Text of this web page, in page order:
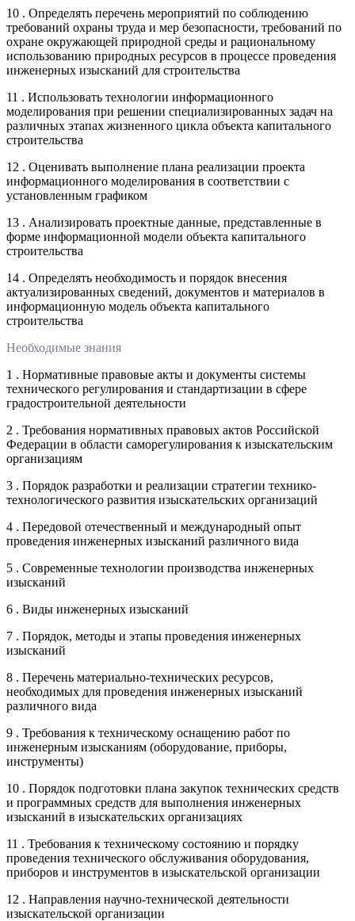
10 . Определять перечень мероприятий по соблюдению
требований охраны труда и мер безопасности, требований по
охране окружающей природной среды и рациональному
использованию природных ресурсов в процессе проведения
инженерных изысканий для строительства
11 . Использовать технологии информационного
моделирования при решении специализированных задач на
различных этапах жизненного цикла объекта капитального
строительства
12 . Оценивать выполнение плана реализации проекта
информационного моделирования в соответствии с
установленным графиком
13 . Анализировать проектные данные, представленные в
форме информационной модели объекта капитального
строительства
14 . Определять необходимость и порядок внесения
актуализированных сведений, документов и материалов в
информационную модель объекта капитального
строительства
Необходимые знания
1 . Нормативные правовые акты и документы системы
технического регулирования и стандартизации в сфере
градостроительной деятельности
2 . Требования нормативных правовых актов Российской
Федерации в области саморегулирования к изыскательским
организациям
3 . Порядок разработки и реализации стратегии технико-
технологического развития изыскательских организаций
4 . Передовой отечественный и международный опыт
проведения инженерных изысканий различного вида
5 . Современные технологии производства инженерных
изысканий
6 . Виды инженерных изысканий
7 . Порядок, методы и этапы проведения инженерных
изысканий
8 . Перечень материально-технических ресурсов,
необходимых для проведения инженерных изысканий
различного вида
9 . Требования к техническому оснащению работ по
инженерным изысканиям (оборудование, приборы,
инструменты)
10 . Порядок подготовки плана закупок технических средств
и программных средств для выполнения инженерных
изысканий в изыскательских организациях
11 . Требования к техническому состоянию и порядку
проведения технического обслуживания оборудования,
приборов и инструментов в изыскательской организации
12 . Направления научно-технической деятельности
изыскательской организации